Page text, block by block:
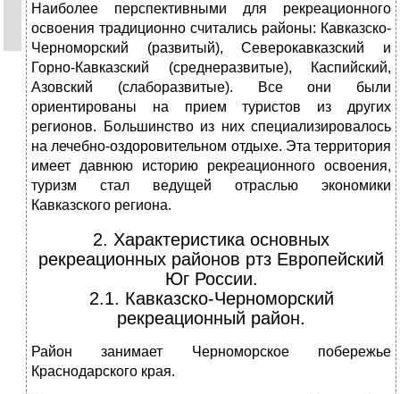
Наиболее перспективными для рекреационного
освоения традиционно считались районы: Кавказско-
Черноморский (развитый), Северокавказский и
Горно-Кавказский (среднеразвитые), Каспийский,
Азовский (слаборазвитые). Все они были
ориентированы на прием туристов из других
регионов. Большинство из них специализировалось
на лечебно-оздоровительном отдыхе. Эта территория
имеет давнюю историю рекреационного освоения,
туризм стал ведущей отраслью экономики
Кавказского региона.
2. Характеристика основных
рекреационных районов ртз Европейский
Юг России.
2.1. Кавказско-Черноморский
рекреационный район.
Район занимает Черноморское побережье
Краснодарского края.